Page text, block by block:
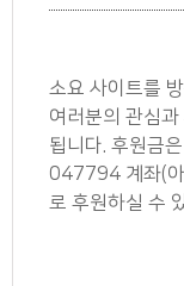
소요 사이트를
여러분의 관심과
됩니다. 후원금
047794 계좌(아
로 후원하실 수